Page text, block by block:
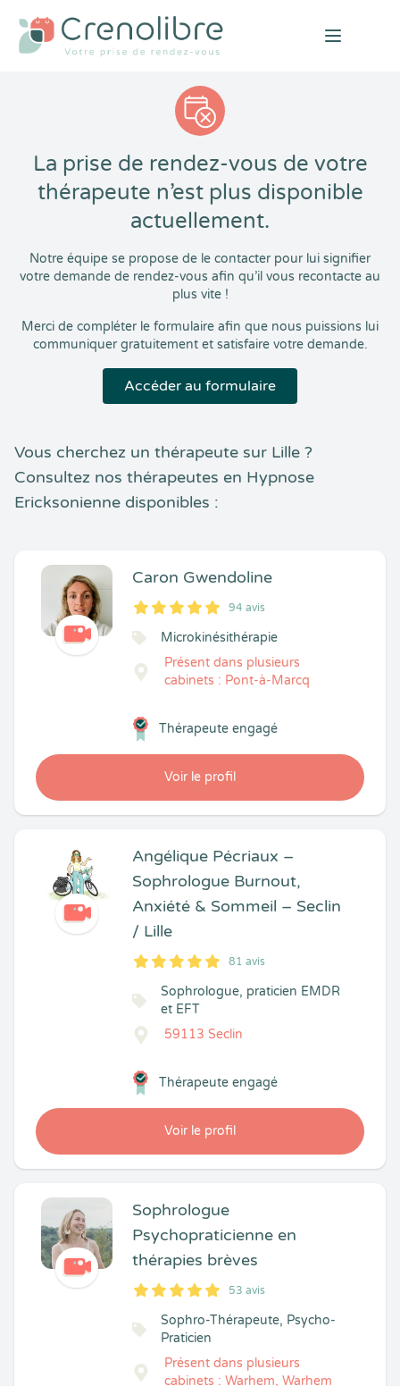
Open
La prise de rendez-vous de votre
thérapeute n’est plus disponible
actuellement.
Notre équipe se propose de le contacter pour lui signifier
votre demande de rendez-vous afin qu’il vous recontacte au
plus vite !
Merci de compléter le formulaire afin que nous puissions lui
communiquer gratuitement et satisfaire votre demande.
Accéder au formulaire
Vous cherchez un thérapeute sur Lille ?
Consultez nos thérapeutes en Hypnose
Ericksonienne disponibles :
Caron Gwendoline
5
1
5
94 94 avis
Microkinésithérapie
Présent dans plusieurs
cabinets : Pont-à-Marcq
Voir le profil
Thérapeute engagé
Angélique Pécriaux –
Sophrologue Burnout,
Anxiété & Sommeil – Seclin
/ Lille
5
1
5
81 81 avis
Sophrologue, praticien EMDR
et EFT
59113 Seclin
Voir le profil
Thérapeute engagé
Sophrologue
Psychopraticienne en
thérapies brèves
5
1
5
53 53 avis
Sophro-Thérapeute, Psycho-
Praticien
Présent dans plusieurs
cabinets : Warhem, Warhem